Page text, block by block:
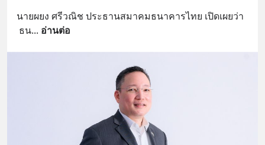
นายผยง ศรีวณิช ประธานสมาคมธนาคารไทย เปิดเผยว่า
ธน... อ่านต่อ